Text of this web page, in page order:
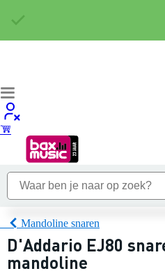
Mandoline snaren
D'Addario EJ80
mandoline